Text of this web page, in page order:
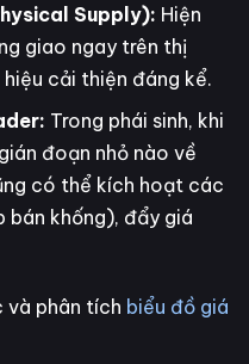
Supply): Hiện
giao ngay trên thị
cải thiện đáng kể.
Trong phái sinh, khi
đoạn nhỏ nào về
có thể kích hoạt các
bán khống), đẩy giá
và phân tích biểu đồ giá